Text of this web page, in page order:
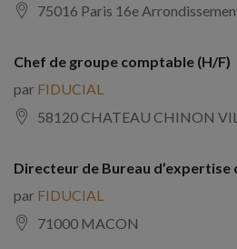
75016 Paris 16e
Chef de groupe comptable (H/F)
par FIDUCIAL
58120 CHATEAU CHINON
Directeur de Bureau d’expertise
par FIDUCIAL
71000 MACON